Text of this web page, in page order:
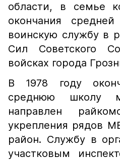
области, в семье
окончания
воинскую службу в
Сил Советского
войсках города
В 1978 году
среднюю школу
направлен
укрепления рядов
район. Службу в
участковым